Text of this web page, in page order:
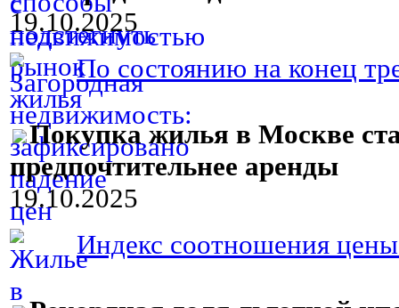
19.10.2025
По состоянию на конец
Покупка жилья в Москве
предпочтительнее аренды
19.10.2025
Индекс соотношения